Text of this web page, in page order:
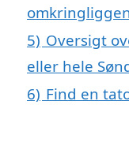
5) Oversigt
eller hele
6) Find en